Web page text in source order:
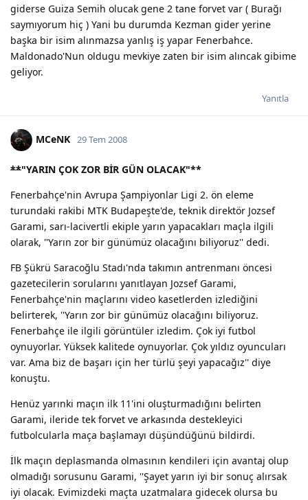
giderse Guiza Semih olucak gene 2 tane forvet var ( Burağı
saymıyorum hiç ) Yani bu durumda Kezman gider yerine
başka bir isim alınmazsa yanlış iş yapar Fenerbahce.
Maldonado'Nun oldugu mevkiye zaten bir isim alıncak gibime
geliyor.
Yanıtla
MCeNK 29 Tem 2008
**"YARIN ÇOK ZOR BİR GÜN OLACAK"**
Fenerbahçe'nin Avrupa Şampiyonlar Ligi 2. ön eleme
turundaki rakibi MTK Budapeşte'de, teknik direktör Jozsef
Garami, sarı-lacivertli ekiple yarın yapacakları maçla ilgili
olarak, ''Yarın zor bir günümüz olacağını biliyoruz'' dedi.
FB Şükrü Saracoğlu Stadı'nda takımın antrenmanı öncesi
gazetecilerin sorularını yanıtlayan Jozsef Garami,
Fenerbahçe'nin maçlarını video kasetlerden izlediğini
belirterek, ''Yarın zor bir günümüz olacağını biliyoruz.
Fenerbahçe ile ilgili görüntüler izledim. Çok iyi futbol
oynuyorlar. Yüksek kalitede oynuyorlar. Çok yıldız oyuncuları
var. Ama biz de başarı için her türlü şeyi yapacağız'' diye
konuştu.
Henüz yarınki maçın ilk 11'ini oluşturmadığını belirten
Garami, ileride tek forvet ve arkasında destekleyici
futbolcularla maça başlamayı düşündüğünü bildirdi.
İlk maçın deplasmanda olmasının kendileri için avantaj olup
olmadığı sorusunu Garami, ''Şayet yarın iyi bir sonuç alırsak
iyi olacak. Evimizdeki maçta uzatmalara gidecek olursa bu